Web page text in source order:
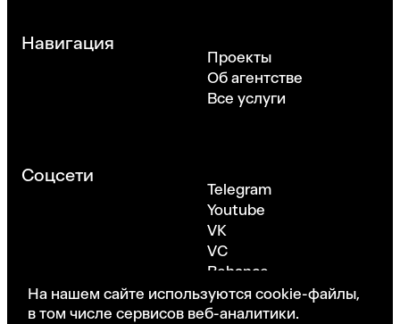
На нашем сайте используются cookie-файлы,
в том числе сервисов веб-аналитики.
Навигация
Проекты
Об агентстве
Все услуги
Соцсети
Telegram
Youtube
VK
VC
Behance
Dribbble